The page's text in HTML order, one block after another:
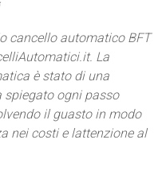
cancello automatico BFT
La
è stato di una
spiegato ogni passo
il guasto in modo
nei costi e lattenzione al